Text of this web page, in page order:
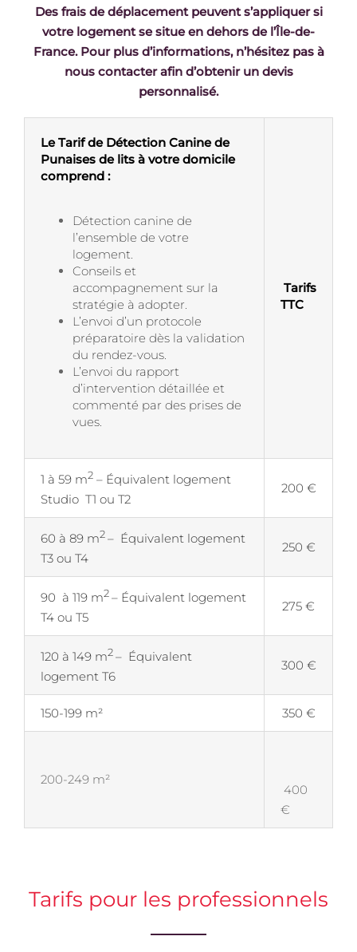
Des frais de déplacement peuvent s’appliquer si
votre logement se situe en dehors de l’Île-de-
France. Pour plus d’informations, n’hésitez pas à
nous contacter afin d’obtenir un devis
personnalisé.
Le Tarif de Détection Canine de
Punaises de lits à votre domicile
comprend :
Détection canine de
l’ensemble de votre
logement.
Conseils et
accompagnement sur la
stratégie à adopter.
L’envoi d’un protocole
préparatoire dès la validation
du rendez-vous.
L’envoi du rapport
d’intervention détaillée et
commenté par des prises de
vues.
Tarifs
TTC
1 à 59 m2 – Équivalent logement
Studio T1 ou T2
200 €
60 à 89 m2 – Équivalent logement
T3 ou T4
250 €
90 à 119 m2 – Équivalent logement
T4 ou T5
275 €
120 à 149 m2 – Équivalent
logement T6
300 €
150-199 m² 350 €
200-249 m²
400
€
Tarifs pour les professionnels